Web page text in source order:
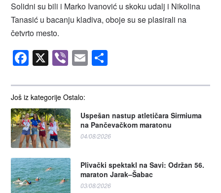
Još iz kategorije Ostalo:
Uspešan nastup atletičara Sirmiuma
na Pančevačkom maratonu
04/08/2026
Plivački spektakl na Savi: Održan 56.
maraton Jarak–Šabac
03/08/2026
Solidni su bili i Marko Ivanović u skoku udalj i Nikolina
Tanasić u bacanju kladiva, oboje su se plasirali na
četvrto mesto.
Facebook
X Viber
Email